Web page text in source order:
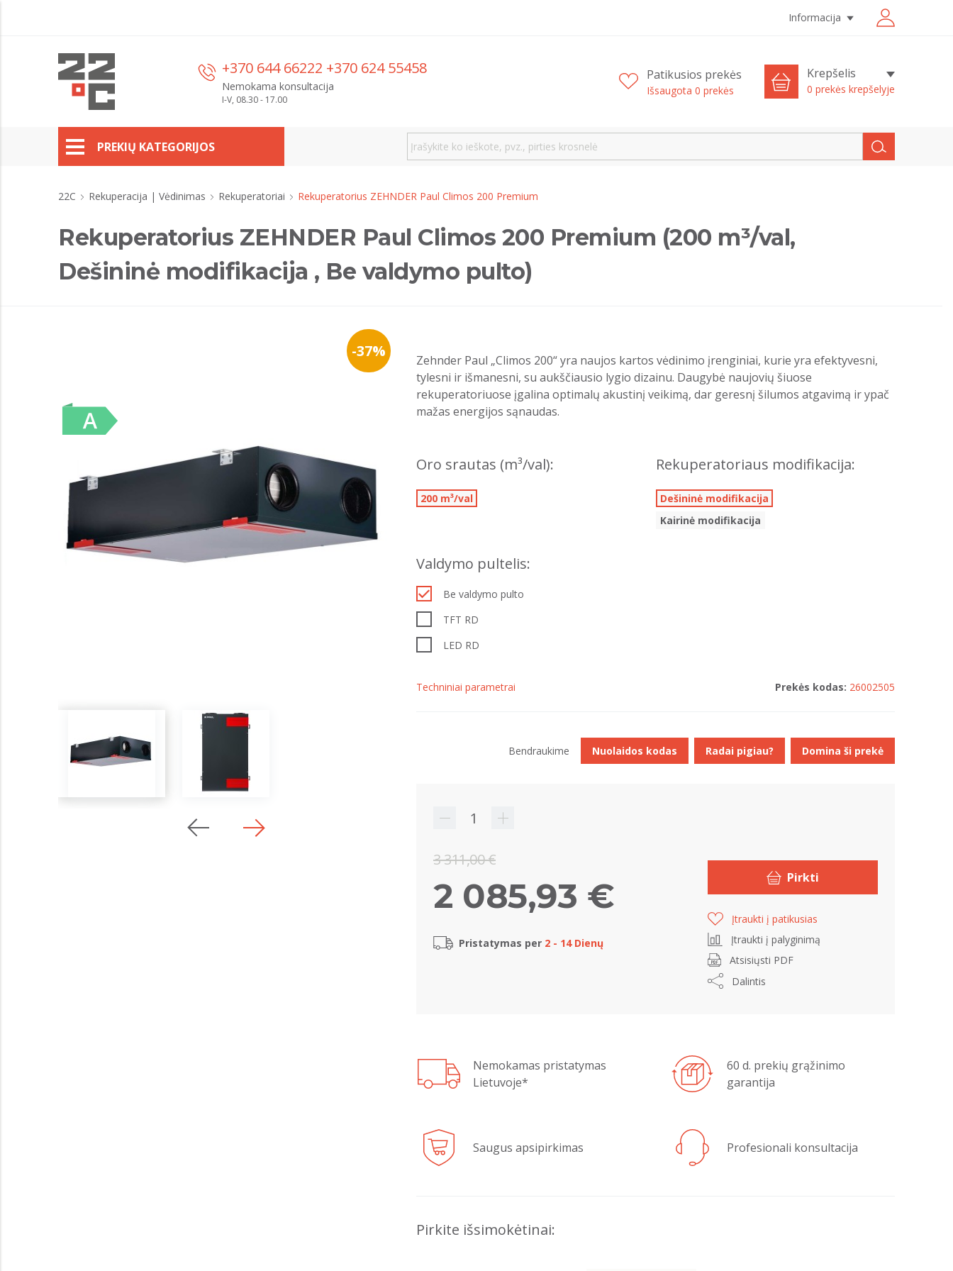
Informacija
+370 644 66222 +370 624 55458
Nemokama konsultacija
I-V, 08.30 - 17.00
Patikusios prekės
Išsaugota 0 prekės
Krepšelis
0 prekės krepšelyje
PREKIŲ KATEGORIJOS
22C Rekuperacija | Vėdinimas Rekuperatoriai Rekuperatorius ZEHNDER Paul Climos 200 Premium
Rekuperatorius ZEHNDER Paul Climos 200 Premium (200 m³/val,
Dešininė modifikacija , Be valdymo pulto)
-37%
Zehnder Paul „Climos 200“ yra naujos kartos vėdinimo įrenginiai, kurie yra efektyvesni,
tylesni ir išmanesni, su aukščiausio lygio dizainu. Daugybė naujovių šiuose
rekuperatoriuose įgalina optimalų akustinį veikimą, dar geresnį šilumos atgavimą ir ypač
mažas energijos sąnaudas.
Oro srautas (m³/val):
200 m³/val
Rekuperatoriaus modifikacija:
Dešininė modifikacija
Kairinė modifikacija
Valdymo pultelis:
Be valdymo pulto
TFT RD
LED RD
Techniniai parametrai Prekės kodas: 26002505
3 311,00 €
2 085,93 €
Pristatymas per 2 - 14 Dienų
Pirkti
Įtraukti į patikusias
Įtraukti į palyginimą
Atsisiųsti PDF
Dalintis
Nemokamas pristatymas
Lietuvoje*
60 d. prekių grąžinimo
garantija
Saugus apsipirkimas Profesionali konsultacija
Pirkite išsimokėtinai:
Bendraukime Nuolaidos kodas Radai pigiau? Domina ši prekė